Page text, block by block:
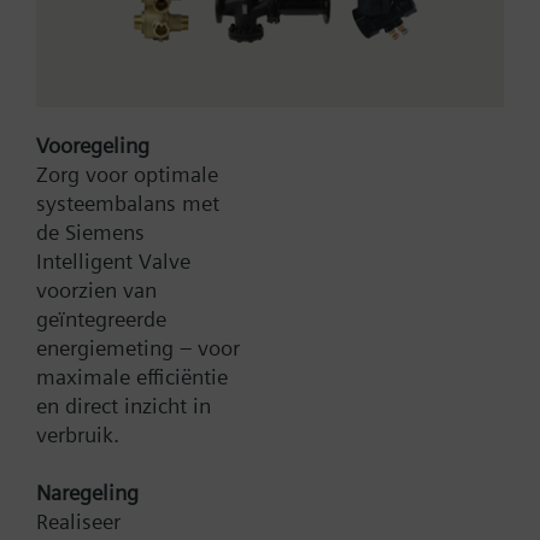
Type:
Artikel-Nr.:
Documenten
Vooregeling
Zorg voor optimale
systeembalans met
de Siemens
Intelligent Valve
voorzien van
geïntegreerde
energiemeting – voor
maximale efficiëntie
en direct inzicht in
verbruik.
Naregeling
Realiseer
Contact